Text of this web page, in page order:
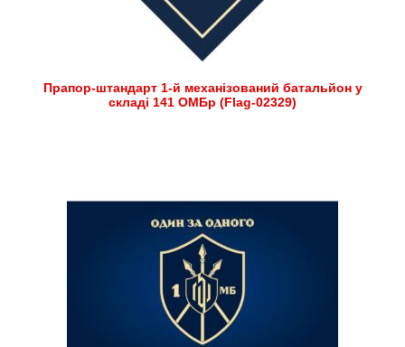
Прапор-штандарт 1-й механізований батальйон у
складі 141 ОМБр (Flag-02329)